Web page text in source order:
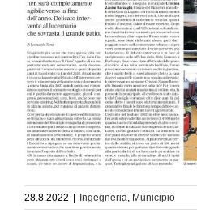
28.8.2022 Ingegneria, Municipio